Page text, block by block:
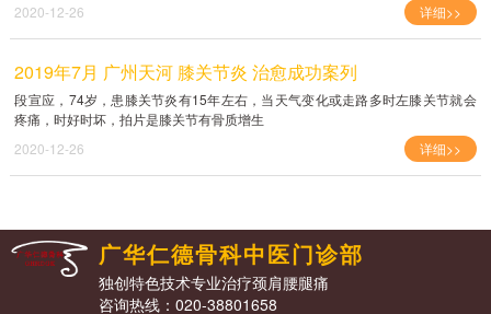
2020-12-26
详细>>
2019年7月 广州天河 膝关节炎 治愈成功案列
段宣应，74岁，患膝关节炎有15年左右，当天气变化或走路多时左膝关节就会
疼痛，时好时坏，拍片是膝关节有骨质增生
2020-12-26
详细>>
广华仁德骨科中医门诊部
独创特色技术专业治疗颈肩腰腿痛
咨询热线：020-38801658